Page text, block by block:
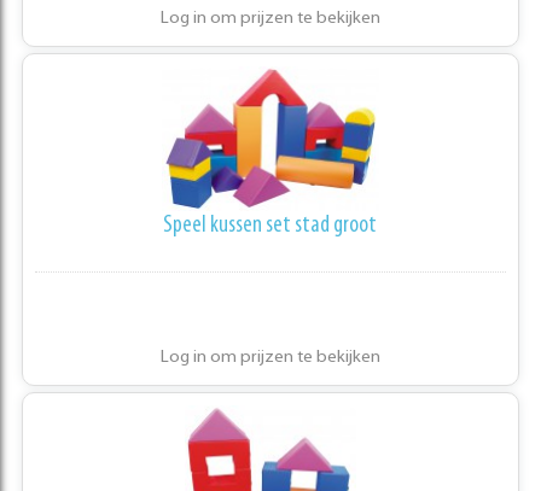
Log in om prijzen te bekijken
Speel kussen set stad groot
Log in om prijzen te bekijken